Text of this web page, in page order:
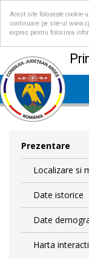
Acest site folosește
continuare pe site-ul
expres pentru folosirea
Prezentare
Localizare si
Date istorice
Date
Harta